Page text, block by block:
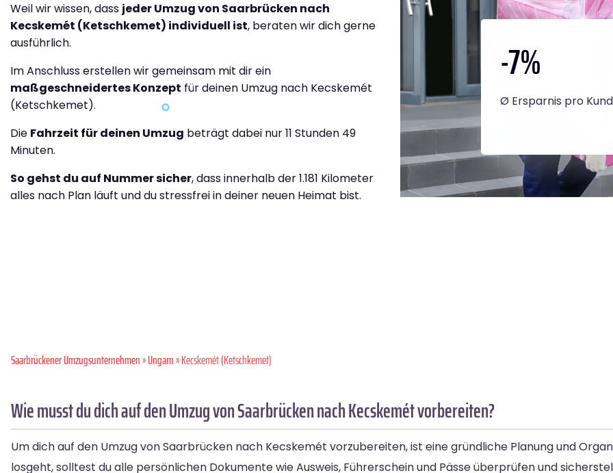
Weil wir wissen, dass jeder Umzug von Saarbrücken nach
Kecskemét (Ketschkemet) individuell ist, beraten wir dich gerne
ausführlich.
Im Anschluss erstellen wir gemeinsam mit dir ein
maßgeschneidertes Konzept für deinen Umzug nach Kecskemét
(Ketschkemet).
Die Fahrzeit für deinen Umzug beträgt dabei nur 11 Stunden 49
Minuten.
So gehst du auf Nummer sicher, dass innerhalb der 1.181 Kilometer
alles nach Plan läuft und du stressfrei in deiner neuen Heimat bist.
-7%
Ø Ersparnis pro
Saarbrückener Umzugsunternehmen»Ungarn» Kecskemét (Ketschkemet)
Wie musst du dich auf den Umzug von Saarbrücken nach Kecskemét vorbereiten?
Um dich auf den Umzug von Saarbrücken nach Kecskemét vorzubereiten, ist eine gründliche Planung und
losgeht, solltest du alle persönlichen Dokumente wie Ausweis, Führerschein und Pässe überprüfen und